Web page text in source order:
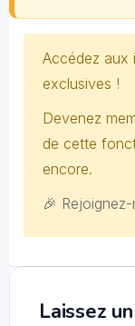
Accédez aux
exclusives !
Devenez
de cette
encore.
🎉
Laissez